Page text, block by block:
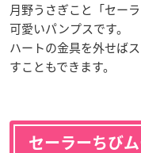
月野うさぎこと「セー
可愛いパンプスです。
ハートの金具を外せば
すこともできます。
セーラーちび